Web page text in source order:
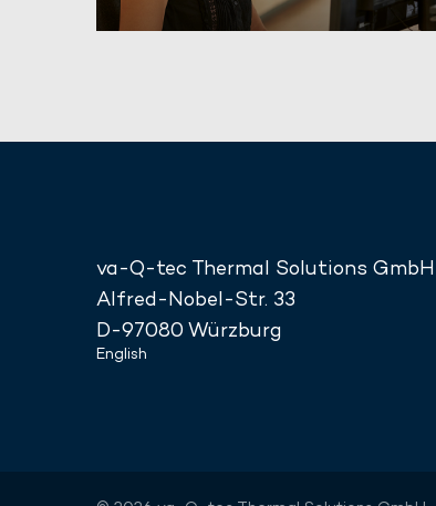
va-Q-tec Thermal Solutions GmbH
Alfred-Nobel-Str. 33
D-97080 Würzburg
English